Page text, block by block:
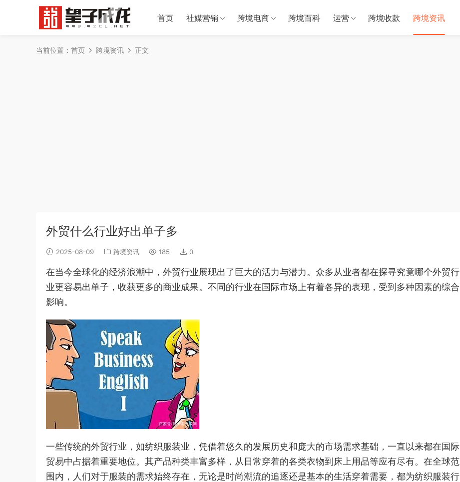
首页 社媒营销 跨境电商 跨境百科 运营 跨境收款 跨境资讯
当前位置： 首页 跨境资讯 正文
外贸什么行业好出单子多
2025-08-09 跨境资讯 185 0
在当今全球化的经济浪潮中，外贸行业展现出了巨大的活力与潜力。众多从业者都在探寻究竟哪个外贸行
业更容易出单子，收获更多的商业成果。不同的行业在国际市场上有着各异的表现，受到多种因素的综合
影响。
一些传统的外贸行业，如纺织服装业，凭借着悠久的发展历史和庞大的市场需求基础，一直以来都在国际
贸易中占据着重要地位。其产品种类丰富多样，从日常穿着的各类衣物到床上用品等应有尽有。在全球范
围内，人们对于服装的需求始终存在，无论是时尚潮流的追逐还是基本的生活穿着需要，都为纺织服装行